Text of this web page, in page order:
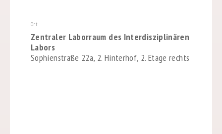
Ort
Zentraler Laborraum des Interdisziplinären
Labors
Sophienstraße 22a, 2. Hinterhof, 2. Etage rechts